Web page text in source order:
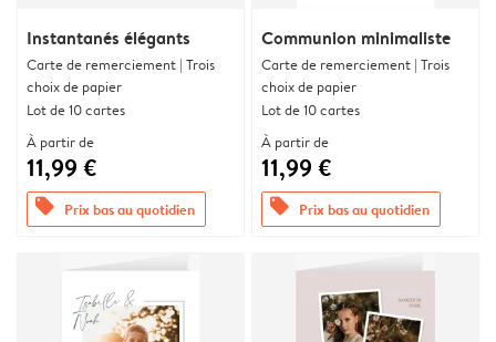
Instantanés élégants
Carte de remerciement | Trois
choix de papier
Lot de 10 cartes
À partir de
11,99 €
offers Prix bas au quotidien
Communion minimaliste
Carte de remerciement | Trois
choix de papier
Lot de 10 cartes
À partir de
11,99 €
offers Prix bas au quotidien